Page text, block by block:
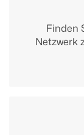
Finden
Netzwerk